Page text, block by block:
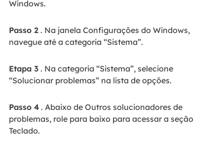
Windows.
Passo 2. Na janela Configurações do Windows,
navegue até a categoria “Sistema”.
Etapa 3. Na categoria “Sistema”, selecione
“Solucionar problemas” na lista de opções.
Passo 4. Abaixo de Outros solucionadores de
problemas, role para baixo para acessar a seção
Teclado.